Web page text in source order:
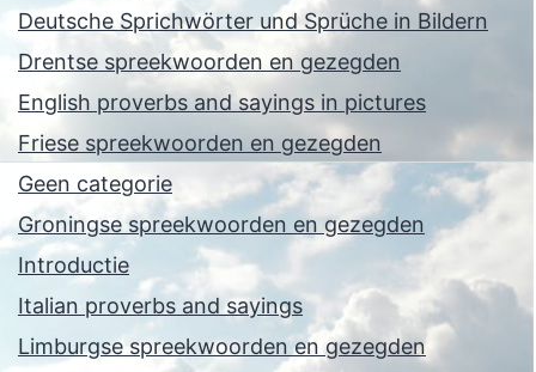
Deutsche Sprichwörter und Sprüche in Bildern
Drentse spreekwoorden en gezegden
English proverbs and sayings in pictures
Friese spreekwoorden en gezegden
Geen categorie
Groningse spreekwoorden en gezegden
Introductie
Italian proverbs and sayings
Limburgse spreekwoorden en gezegden